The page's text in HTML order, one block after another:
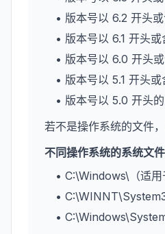
• 版本号以 6.2 开头
• 版本号以 6.1 开头
• 版本号以 6.0 开头
• 版本号以 5.1 开头
• 版本号以 5.0 开头
若不是操作系统的文件
不同操作系统的系统文件
• C:\Windows\（适
•
•